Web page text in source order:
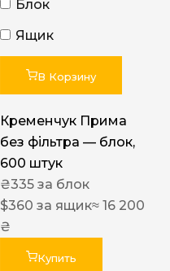
Блок
Ящик
В Корзину
Кременчук Прима
без фільтра — блок,
600 штук
₴335 за блок
$360 за ящик≈ 16 200
₴
Купить